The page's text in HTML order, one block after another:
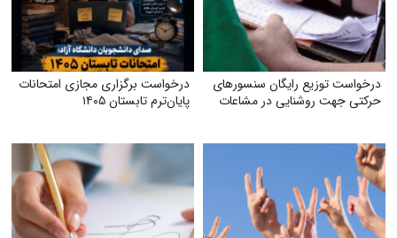
درخواست توزیع رایگان سنسورهای
حرکتی جهت روشنایی در مشاعات
درخواست برگزاری مجازی امتحانات
پایان‌ترم تابستان ۱۴۰۵